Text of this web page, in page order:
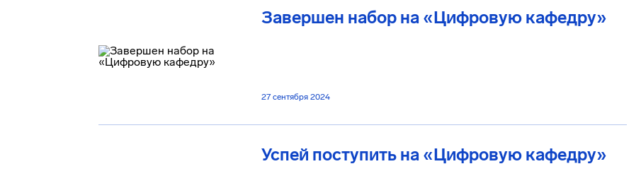
Завершен набор на «Цифровую кафедру»
27 сентября 2024
Успей поступить на «Цифровую кафедру»